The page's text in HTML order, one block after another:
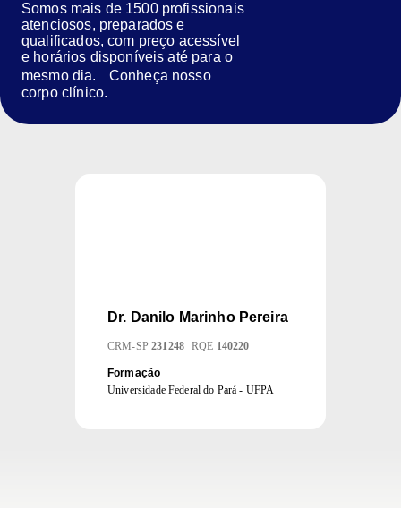
Somos mais de 1500 profissionais
atenciosos, preparados e
qualificados, com preço acessível
e horários disponíveis até para o
mesmo dia. Conheça nosso
corpo clínico.
Dr. Danilo Marinho Pereira
CRM-SP 231248 RQE 140220
Formação
Universidade Federal do Pará - UFPA